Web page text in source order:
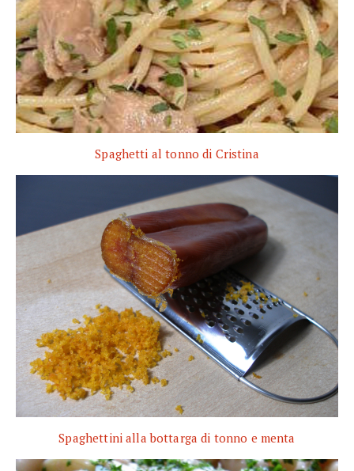
Spaghetti al tonno di Cristina
Spaghettini alla bottarga di tonno e menta